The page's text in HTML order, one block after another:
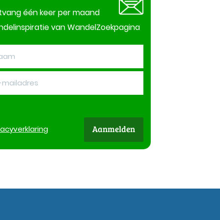
één keer per maand
van WandelZoekpagina
verklaring Aanmelden